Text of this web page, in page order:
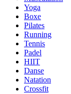
Yoga
Boxe
Pilates
Running
Tennis
Padel
HIIT
Danse
Natation
Crossfit